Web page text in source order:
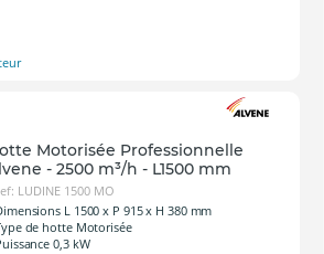
Motorisée Professionnelle
- 2500 m³/h - L1500 mm
LUDINE 1500 MO
L 1500 x P 915 x H 380 mm
de hotte Motorisée
0,3 kW